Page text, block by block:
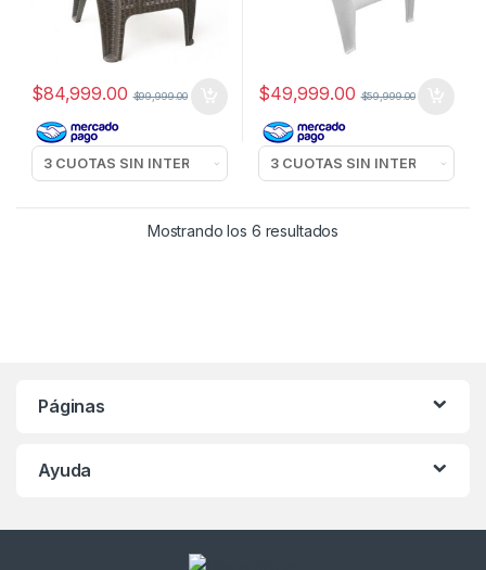
$84,999.00 $99,999.00 $49,999.00 $59,999.00
Mostrando los 6 resultados
Páginas
Ayuda